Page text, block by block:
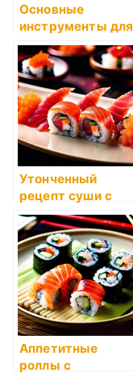
Основные
инструменты для
приготовления
суши дома
Утонченный
рецепт суши с
тунцом и икрой
Аппетитные
роллы с